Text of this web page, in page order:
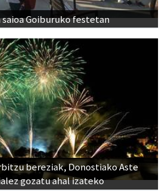
Goiburuko festetan
bereziak, Donostiako Aste
gozatu ahal izateko